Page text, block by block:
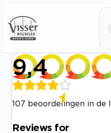
9,4
107 beoordelingen in de
Reviews for